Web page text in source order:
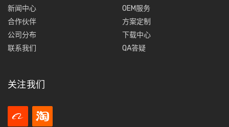
新闻中心
合作伙伴
公司分布
联系我们
OEM服务
方案定制
下载中心
QA答疑
关注我们